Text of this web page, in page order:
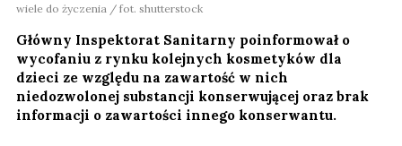
wiele do życzenia / fot. shutterstock
Główny Inspektorat Sanitarny poinformował o
wycofaniu z rynku kolejnych kosmetyków dla
dzieci ze względu na zawartość w nich
niedozwolonej substancji konserwującej oraz brak
informacji o zawartości innego konserwantu.